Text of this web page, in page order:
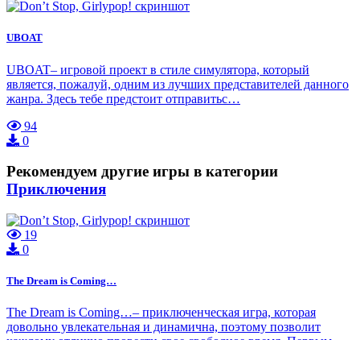
UBOAT
UBOAT– игровой проект в стиле симулятора, который
является, пожалуй, одним из лучших представителей данного
жанра. Здесь тебе предстоит отправитьс…
94
0
Рекомендуем другие игры в категории
Приключения
19
0
The Dream is Coming…
The Dream is Coming…– приключенческая игра, которая
довольно увлекательная и динамична, поэтому позволит